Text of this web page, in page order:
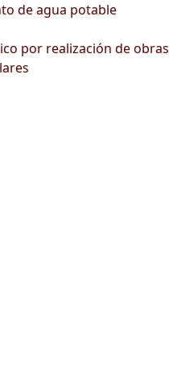
de agua potable
por realización de obras